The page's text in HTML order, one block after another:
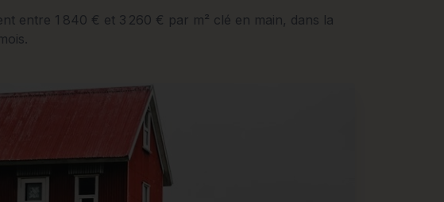
entre 1 840 € et 3 260 € par m² clé en main, dans la